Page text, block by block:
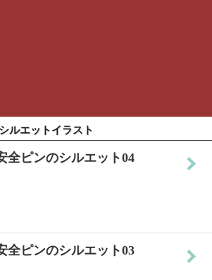
ルエットイラスト
全ピンのシルエット04
全ピンのシルエット03